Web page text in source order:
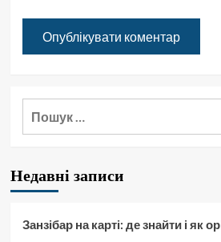
Недавні записи
Занзібар на карті: де знайти і як